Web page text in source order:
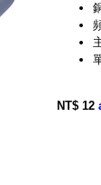
NT$ 12